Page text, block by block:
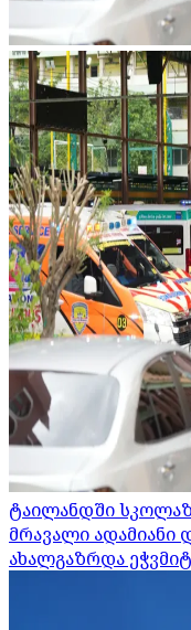
ტაილანდში
მრავალი ადამიანი
ახალგაზრდა